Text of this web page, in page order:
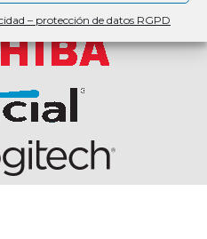
– protección de datos RGPD